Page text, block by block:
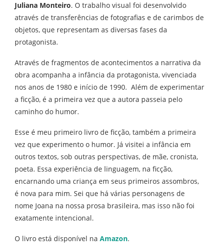
Juliana Monteiro. O trabalho visual foi desenvolvido
através de transferências de fotografias e de carimbos de
objetos, que representam as diversas fases da
protagonista.
Através de fragmentos de acontecimentos a narrativa da
obra acompanha a infância da protagonista, vivenciada
nos anos de 1980 e início de 1990. Além de experimentar
a ficção, é a primeira vez que a autora passeia pelo
caminho do humor.
Esse é meu primeiro livro de ficção, também a primeira
vez que experimento o humor. Já visitei a infância em
outros textos, sob outras perspectivas, de mãe, cronista,
poeta. Essa experiência de linguagem, na ficção,
encarnando uma criança em seus primeiros assombros,
é nova para mim. Sei que há várias personagens de
nome Joana na nossa prosa brasileira, mas isso não foi
exatamente intencional.
O livro está disponível na Amazon.